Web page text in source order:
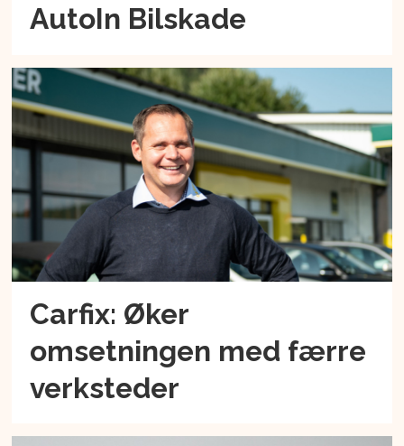
AutoIn Bilskade
Carfix: Øker
omsetningen med færre
verksteder